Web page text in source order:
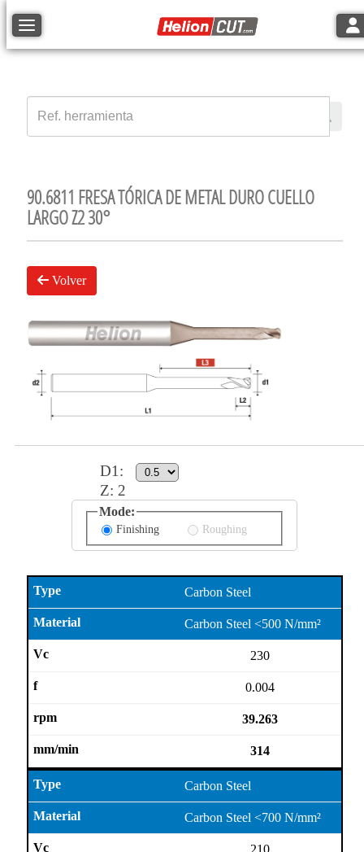
Toggle navigation
90.6811 FRESA TÓRICA DE METAL DURO CUELLO
LARGO Z2 30°
Volver
D1 :
Z: 2
Mode:
Finishing Roughing
Carbon Steel
Carbon Steel <500 N/mm²
230
0.004
39.263
314
Carbon Steel
Carbon Steel <700 N/mm²